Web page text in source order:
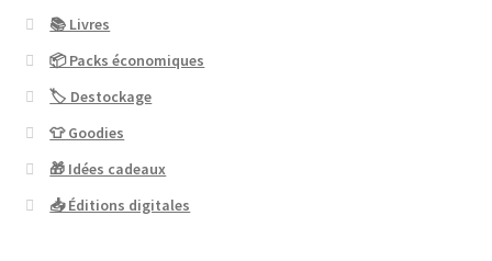
📚 Livres
📦 Packs économiques
🏷 Destockage
👕 Goodies
🎁 Idées cadeaux
📥 Éditions digitales